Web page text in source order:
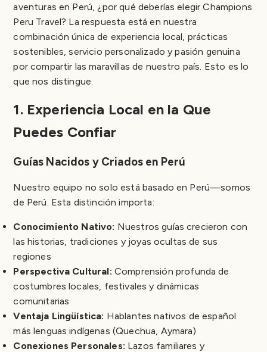
aventuras en Perú, ¿por qué deberías elegir Champions
Peru Travel? La respuesta está en nuestra
combinación única de experiencia local, prácticas
sostenibles, servicio personalizado y pasión genuina
por compartir las maravillas de nuestro país. Esto es lo
que nos distingue.
1. Experiencia Local en la Que
Puedes Confiar
Guías Nacidos y Criados en Perú
Nuestro equipo no solo está basado en Perú—somos
de Perú. Esta distinción importa:
Conocimiento Nativo: Nuestros guías crecieron con
las historias, tradiciones y joyas ocultas de sus
regiones
Perspectiva Cultural: Comprensión profunda de
costumbres locales, festivales y dinámicas
comunitarias
Ventaja Lingüística: Hablantes nativos de español
más lenguas indígenas (Quechua, Aymara)
Conexiones Personales: Lazos familiares y